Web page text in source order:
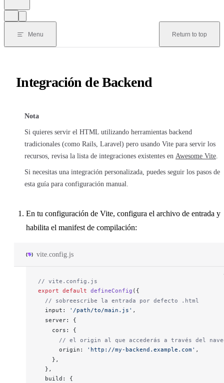
Menu Return to top
Integración de Backend
Nota
Si quieres servir el HTML utilizando herramientas backend
tradicionales (como Rails, Laravel) pero usando Vite para servir los
recursos, revisa la lista de integraciones existentes en Awesome Vite.
Si necesitas una integración personalizada, puedes seguir los pasos de
esta guía para configuración manual.
En tu configuración de Vite, configura el archivo de entrada y
habilita el manifest de compilación:
vite.config.js
// vite.config.js
export default defineConfig ({
  // sobreescribe la entrada por defecto .html
input : '/path/to/main.js' ,
server: {
cors : {
// el origin al que accederás a través del
origin : 'http://my-backend.example.com' ,
    },
  },
build : {